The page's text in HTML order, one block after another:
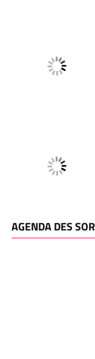
AGENDA DES